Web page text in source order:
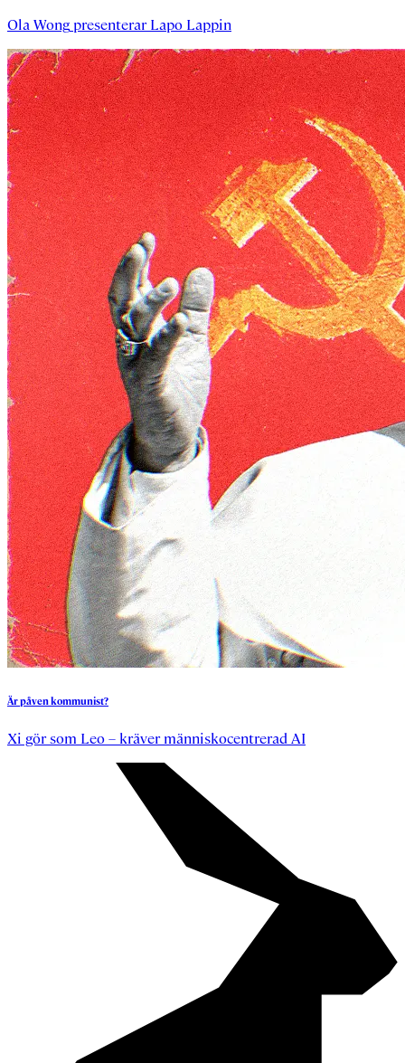
Ola Wongpresenterar Lapo Lappin
Ärpåvenkommunist?
Xi gör som Leo – kräver människocentrerad AI